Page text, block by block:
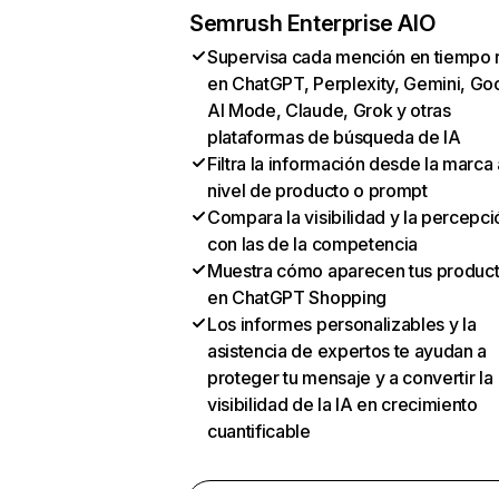
Semrush Enterprise AIO
Supervisa cada mención en tiempo
en ChatGPT, Perplexity, Gemini,
AI Mode, Claude, Grok y otras
plataformas de búsqueda de IA
Filtra la información desde la marca
nivel de producto o prompt
Compara la visibilidad y la
con las de la competencia
Muestra cómo aparecen tus
en ChatGPT Shopping
Los informes personalizables y la
asistencia de expertos te ayudan a
proteger tu mensaje y a convertir la
visibilidad de la IA en crecimiento
cuantificable